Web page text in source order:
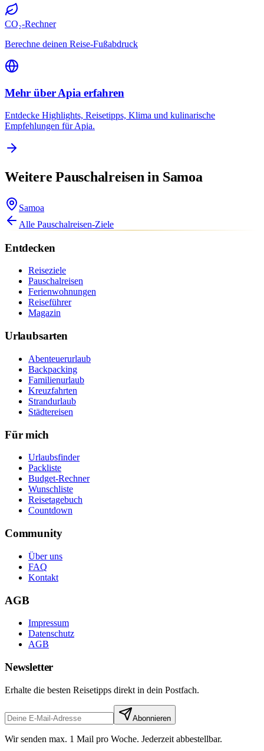
CO₂-Rechner
Berechne deinen Reise-Fußabdruck
Mehr über Apia erfahren
Entdecke Highlights, Reisetipps, Klima und kulinarische
Empfehlungen für Apia.
Weitere Pauschalreisen in Samoa
Samoa
Alle Pauschalreisen-Ziele
Entdecken
Reiseziele
Pauschalreisen
Ferienwohnungen
Reiseführer
Magazin
Urlaubsarten
Abenteuerurlaub
Backpacking
Familienurlaub
Kreuzfahrten
Strandurlaub
Städtereisen
Für mich
Urlaubsfinder
Packliste
Budget-Rechner
Wunschliste
Reisetagebuch
Countdown
Community
Über uns
FAQ
Kontakt
AGB
Impressum
Datenschutz
AGB
Newsletter
Erhalte die besten Reisetipps direkt in dein Postfach.
Abonnieren
Wir senden max. 1 Mail pro Woche. Jederzeit abbestellbar.